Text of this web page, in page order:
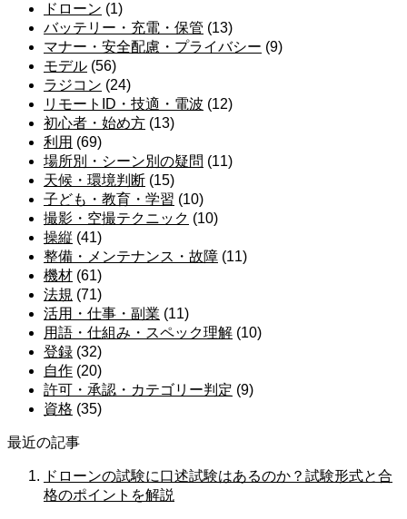
ドローン (1)
バッテリー・充電・保管 (13)
マナー・安全配慮・プライバシー (9)
モデル (56)
ラジコン (24)
リモートID・技適・電波 (12)
初心者・始め方 (13)
利用 (69)
場所別・シーン別の疑問 (11)
天候・環境判断 (15)
子ども・教育・学習 (10)
撮影・空撮テクニック (10)
操縦 (41)
整備・メンテナンス・故障 (11)
機材 (61)
法規 (71)
活用・仕事・副業 (11)
用語・仕組み・スペック理解 (10)
登録 (32)
自作 (20)
許可・承認・カテゴリー判定 (9)
資格 (35)
最近の記事
ドローンの試験に口述試験はあるのか？試験形式と合
格のポイントを解説